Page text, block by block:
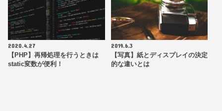
2020.4.27
【PHP】再帰処理を行うときは
static変数が便利！
2019.6.3
【写真】紙とディスプレイの決定
的な違いとは